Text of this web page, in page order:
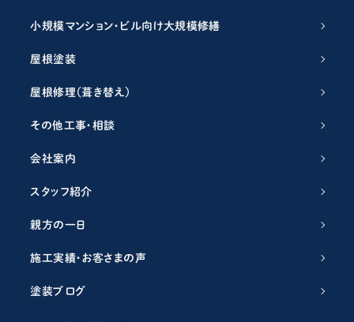
小規模マンション・ビル向け大規模修繕
屋根塗装
屋根修理（葺き替え）
その他工事・相談
会社案内
スタッフ紹介
親方の一日
施工実績・お客さまの声
塗装ブログ